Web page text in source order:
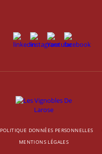
POLITIQUE DONNÉES PERSONNELLES
MENTIONS LÉGALES